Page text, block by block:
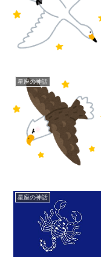
星座の神話
星座の神話